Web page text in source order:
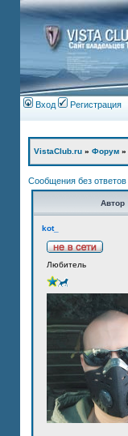
Вход Регистрация
VistaClub.ru » Форум »
Сообщения без ответов
Автор
kot_
Любитель